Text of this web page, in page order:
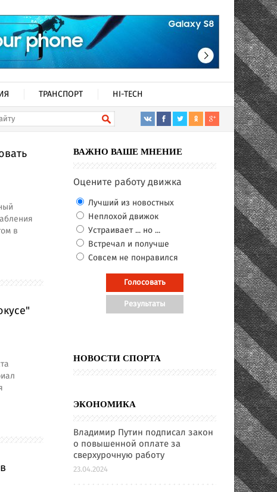
ТРАНСПОРТ HI-TECH
в
ВАЖНО ВАШЕ МНЕНИЕ
Оцените работу движка
Лучший из новостных
Неплохой движок
Устраивает ... но ...
Встречал и получше
Совсем не понравился
НОВОСТИ СПОРТА
ЭКОНОМИКА
Владимир Путин подписал закон
о повышенной оплате за
сверхурочную работу
23.04.2024